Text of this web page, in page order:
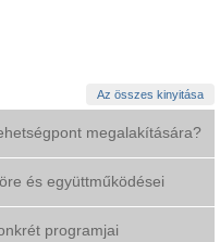
Az összes kinyitása
megalakítására?
és együttműködései
programjai